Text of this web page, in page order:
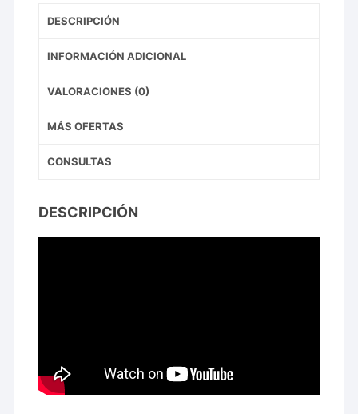
DESCRIPCIÓN
INFORMACIÓN ADICIONAL
VALORACIONES (0)
MÁS OFERTAS
CONSULTAS
DESCRIPCIÓN